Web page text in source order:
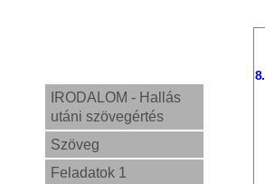
IRODALOM - Hallás
utáni szövegértés
Szöveg
Feladatok 1
8.